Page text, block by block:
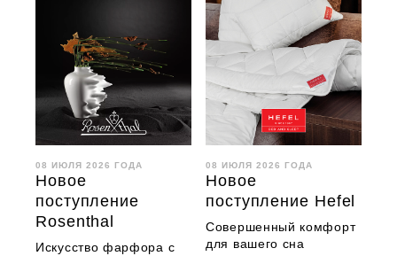
08 ИЮЛЯ 2026 ГОДА
Новое
поступление
Rosenthal
Искусство фарфора с
08 ИЮЛЯ 2026 ГОДА
Новое
поступление Hefel
Совершенный комфорт
для вашего сна